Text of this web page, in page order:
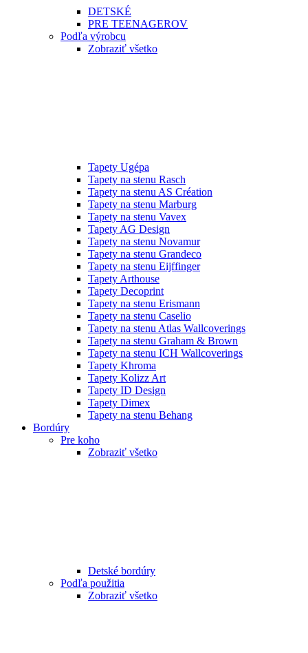
DETSKÉ
PRE TEENAGEROV
Podľa výrobcu
Zobraziť všetko
Tapety Ugépa
Tapety na stenu Rasch
Tapety na stenu AS Création
Tapety na stenu Marburg
Tapety na stenu Vavex
Tapety AG Design
Tapety na stenu Novamur
Tapety na stenu Grandeco
Tapety na stenu Eijffinger
Tapety Arthouse
Tapety Decoprint
Tapety na stenu Erismann
Tapety na stenu Caselio
Tapety na stenu Atlas Wallcoverings
Tapety na stenu Graham & Brown
Tapety na stenu ICH Wallcoverings
Tapety Khroma
Tapety Kolizz Art
Tapety ID Design
Tapety Dimex
Tapety na stenu Behang
Bordúry
Pre koho
Zobraziť všetko
Detské bordúry
Podľa použitia
Zobraziť všetko